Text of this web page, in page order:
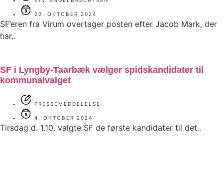
22. OKTOBER 2024
SF’eren fra Virum overtager posten efter Jacob Mark, der
har..
SF i Lyngby-Taarbæk vælger spidskandidater til
kommunalvalget
PRESSEMEDDELELSE
4. OKTOBER 2024
Tirsdag d. 1.10. valgte SF de første kandidater til det..